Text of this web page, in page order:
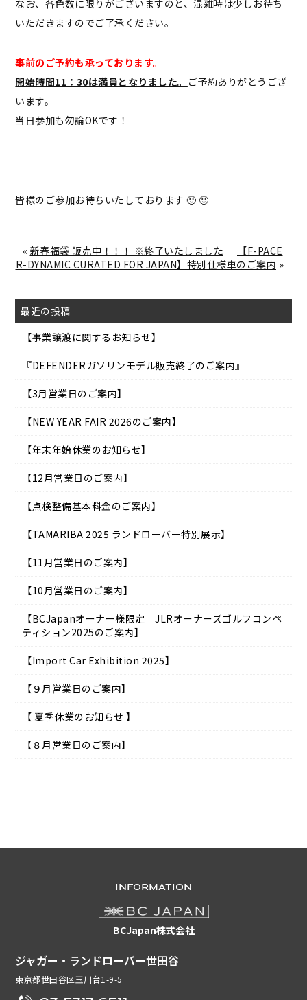
なお、各色数に限りがございますのと、混雑時は少しお待ち
いただきますのでご了承ください。
事前のご予約も承っております。
開始時間11：30は満員となりました。 ご予約ありがとうござ
います。
当日参加も勿論OKです！
皆様のご参加お待ちいたしております 🙂 🙂
« 新春福袋 販売中！！！ ※終了いたしました
【F-PACE
R-DYNAMIC CURATED FOR JAPAN】特別仕様車のご案内 »
最近の投稿
【事業譲渡に関するお知らせ】
『DEFENDERガソリンモデル販売終了のご案内』
【3月営業日のご案内】
【NEW YEAR FAIR 2026のご案内】
【年末年始休業のお知らせ】
【12月営業日のご案内】
【点検整備基本料金のご案内】
【TAMARIBA 2025 ランドローバー特別展示】
【11月営業日のご案内】
【10月営業日のご案内】
【BCJapanオーナー様限定 JLRオーナーズゴルフコンペ
ティション2025のご案内】
【Import Car Exhibition 2025】
【９月営業日のご案内】
【 夏季休業のお知らせ 】
【８月営業日のご案内】
INFORMATION
BCJapan株式会社
ジャガー・ランドローバー世田谷
東京都世田谷区玉川台1-9-5